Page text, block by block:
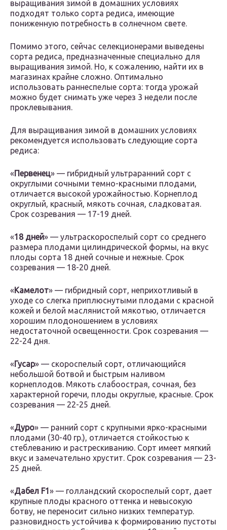
выращивания зимой в домашних условиях
подходят только сорта редиса, имеющие
пониженную потребность в солнечном свете.
Помимо этого, сейчас селекционерами выведены
сорта редиса, предназначенные специально для
выращивания зимой. Но, к сожалению, найти их в
магазинах крайне сложно. Оптимально
использовать раннеспелые сорта: тогда урожай
можно будет снимать уже через 3 недели после
проклевывания.
Для выращивания зимой в домашних условиях
рекомендуется использовать следующие сорта
редиса:
«Первенец» — гибридный ультраранний сорт с
округлыми сочными темно-красными плодами,
отличается высокой урожайностью. Корнеплод
округлый, красный, мякоть сочная, сладковатая.
Срок созревания — 17-19 дней.
«18 дней» — ультраскороспелый сорт со среднего
размера плодами цилиндрической формы, на вкус
плоды сорта 18 дней сочные и нежные. Срок
созревания — 18-20 дней.
«Камелот» — гибридный сорт, неприхотливый в
уходе со слегка приплюснутыми плодами с красной
кожей и белой маслянистой мякотью, отличается
хорошим плодоношением в условиях
недостаточной освещенности. Срок созревания —
22-24 дня.
«Гусар» — скороспелый сорт, отличающийся
небольшой ботвой и быстрым наливом
корнеплодов. Мякоть слабоострая, сочная, без
характерной горечи, плоды округлые, красные. Срок
созревания — 22-25 дней.
«Дуро» — ранний сорт с крупными ярко-красными
плодами (30-40 гр.), отличается стойкостью к
стеблеванию и растрескиванию. Сорт имеет мягкий
вкус и замечательно хрустит. Срок созревания — 23-
25 дней.
«Дабел F1» — голландский скороспелый сорт, дает
крупные плоды красного оттенка и невысокую
ботву, не переносит сильно низких температур.
разновидность устойчива к формированию пустоты